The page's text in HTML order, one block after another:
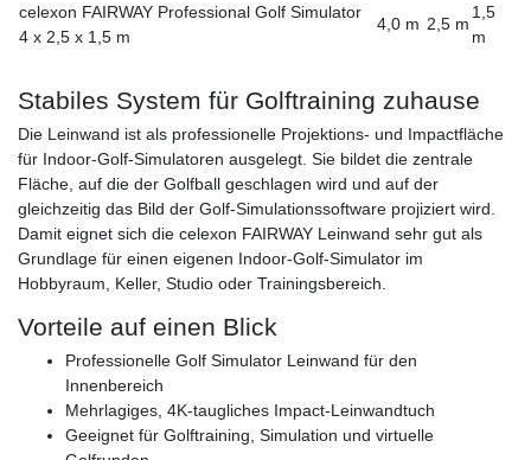
celexon FAIRWAY Professional Golf Simulator
4 x 2,5 x 1,5 m
4,0 m 2,5 m
1,5
m
Stabiles System für Golftraining zuhause
Die Leinwand ist als professionelle Projektions- und Impactfläche
für Indoor-Golf-Simulatoren ausgelegt. Sie bildet die zentrale
Fläche, auf die der Golfball geschlagen wird und auf der
gleichzeitig das Bild der Golf-Simulationssoftware projiziert wird.
Damit eignet sich die celexon FAIRWAY Leinwand sehr gut als
Grundlage für einen eigenen Indoor-Golf-Simulator im
Hobbyraum, Keller, Studio oder Trainingsbereich.
Vorteile auf einen Blick
Professionelle Golf Simulator Leinwand für den
Innenbereich
Mehrlagiges, 4K-taugliches Impact-Leinwandtuch
Geeignet für Golftraining, Simulation und virtuelle